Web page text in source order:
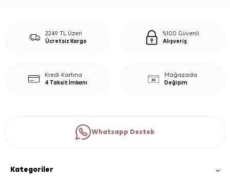
2249 TL Üzeri
Ücretsiz Kargo
%100 Güvenli
Alışveriş
Kredi Kartına
4 Taksit İmkanı
Mağazada
Değişim
Whatsapp Destek
Kategoriler